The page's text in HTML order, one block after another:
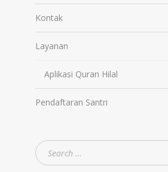
Kontak
Layanan
Aplikasi Quran Hilal
Pendaftaran Santri